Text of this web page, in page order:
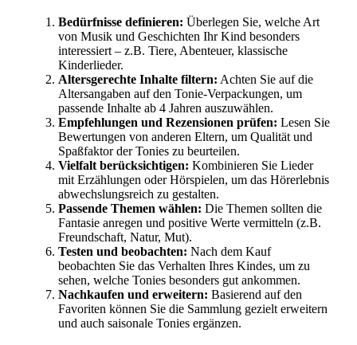
Bedürfnisse definieren: Überlegen Sie, welche Art
von Musik und Geschichten Ihr Kind besonders
interessiert – z.B. Tiere, Abenteuer, klassische
Kinderlieder.
Altersgerechte Inhalte filtern: Achten Sie auf die
Altersangaben auf den Tonie-Verpackungen, um
passende Inhalte ab 4 Jahren auszuwählen.
Empfehlungen und Rezensionen prüfen: Lesen Sie
Bewertungen von anderen Eltern, um Qualität und
Spaßfaktor der Tonies zu beurteilen.
Vielfalt berücksichtigen: Kombinieren Sie Lieder
mit Erzählungen oder Hörspielen, um das Hörerlebnis
abwechslungsreich zu gestalten.
Passende Themen wählen: Die Themen sollten die
Fantasie anregen und positive Werte vermitteln (z.B.
Freundschaft, Natur, Mut).
Testen und beobachten: Nach dem Kauf
beobachten Sie das Verhalten Ihres Kindes, um zu
sehen, welche Tonies besonders gut ankommen.
Nachkaufen und erweitern: Basierend auf den
Favoriten können Sie die Sammlung gezielt erweitern
und auch saisonale Tonies ergänzen.